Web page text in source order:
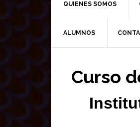
QUIENES SOMOS
ALUMNOS
Curso